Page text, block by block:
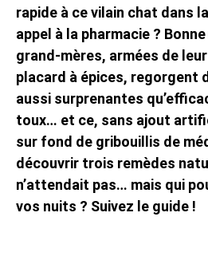
rapide à ce vilain chat dans
appel à la pharmacie ?
grand-mères, armées de
placard à épices, regorgent
aussi surprenantes
toux… et ce, sans ajout
sur fond de gribouillis de
découvrir trois remèdes
n’attendait pas… mais qui
vos nuits ? Suivez le guide !